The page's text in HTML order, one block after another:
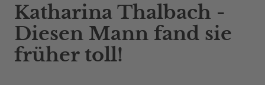
Katharina Thalbach -
Diesen Mann fand sie
früher toll!